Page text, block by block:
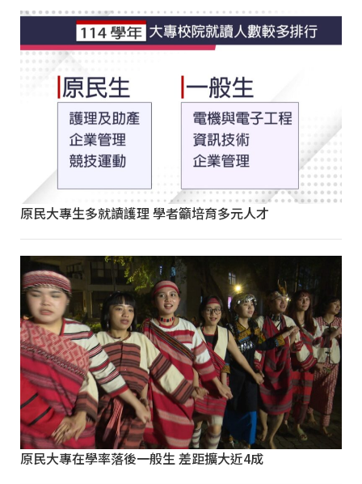
原民大專生多就讀護理 學者籲培育多元人才
原民大專在學率落後一般生 差距擴大近4成